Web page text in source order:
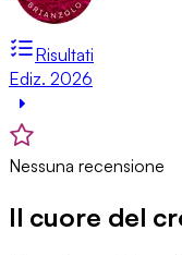
Risultati
Ediz. 2026
Nessuna recensione
Il cuore del